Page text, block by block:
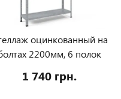
оцинкованный на
2200мм, 6 полок
1 740 грн.